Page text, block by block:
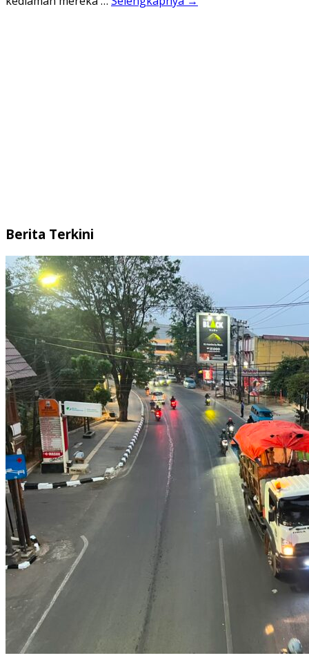
Berita Terkini